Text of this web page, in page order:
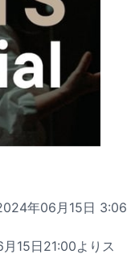
年06月15日 3:06
15日21:00よりス